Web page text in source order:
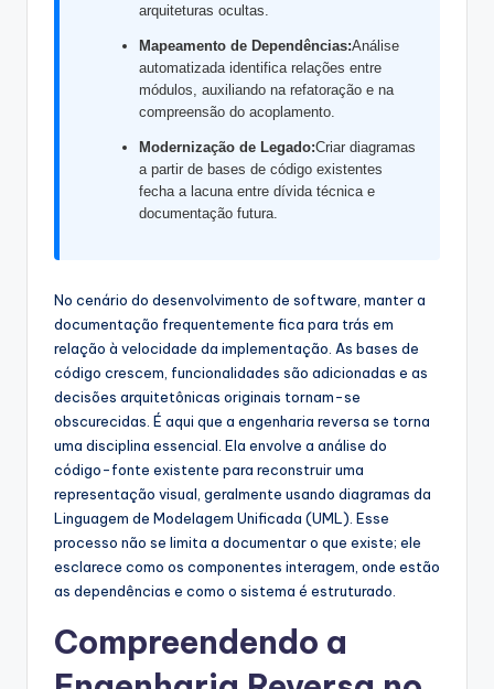
d
arquiteturas ocultas.
Mapeamento de Dependências:Análise
automatizada identifica relações entre
módulos, auxiliando na refatoração e na
compreensão do acoplamento.
Modernização de Legado:Criar diagramas
a partir de bases de código existentes
fecha a lacuna entre dívida técnica e
documentação futura.
No cenário do desenvolvimento de software, manter a
documentação frequentemente fica para trás em
relação à velocidade da implementação. As bases de
código crescem, funcionalidades são adicionadas e as
decisões arquitetônicas originais tornam-se
obscurecidas. É aqui que a engenharia reversa se torna
uma disciplina essencial. Ela envolve a análise do
código-fonte existente para reconstruir uma
representação visual, geralmente usando diagramas da
Linguagem de Modelagem Unificada (UML). Esse
processo não se limita a documentar o que existe; ele
esclarece como os componentes interagem, onde estão
as dependências e como o sistema é estruturado.
Compreendendo a